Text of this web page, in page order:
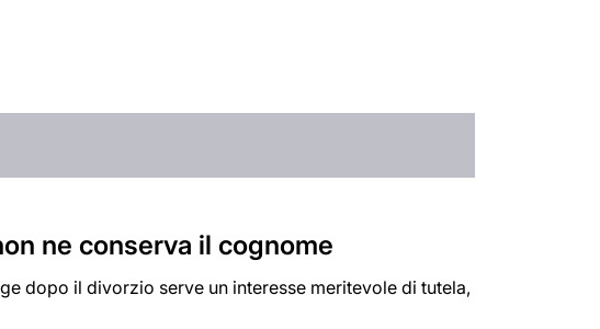
ne conserva il cognome
dopo il divorzio serve un interesse meritevole di tutela,